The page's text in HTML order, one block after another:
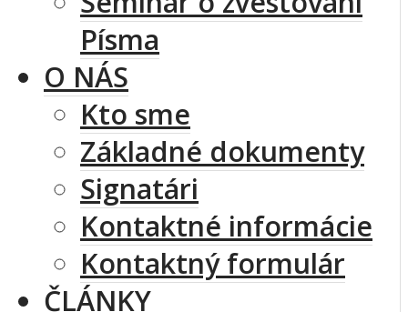
Písma
O NÁS
Kto sme
Základné dokumenty
Signatári
Kontaktné informácie
Kontaktný formulár
ČLÁNKY